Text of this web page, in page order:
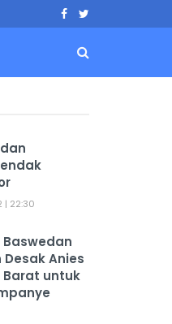
| 22:30
Baswedan
Anies
untuk